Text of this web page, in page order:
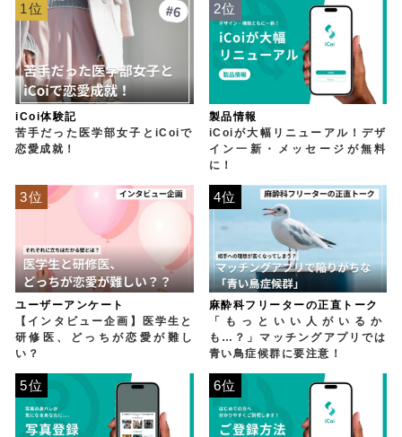
iCoi体験記
苦手だった医学部女子とiCoiで
恋愛成就！
1位
製品情報
iCoiが大幅リニューアル！デザ
イン一新・メッセージが無料
に！
2位
ユーザーアンケート
【インタビュー企画】医学生と
研修医、どっちが恋愛が難し
い？
3位
麻酔科フリーターの正直トーク
「もっといい人がいるか
も…？」マッチングアプリでは
青い鳥症候群に要注意！
4位
5位 6位